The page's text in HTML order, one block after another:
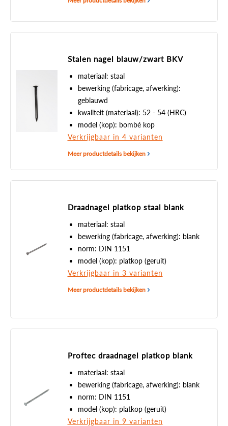
Stalen nagel blauw/zwart BKV
materiaal: staal
bewerking (fabricage, afwerking):
geblauwd
kwaliteit (materiaal): 52 - 54 (HRC)
model (kop): bombé kop
Verkrijgbaar in 4 varianten
Meer productdetails bekijken
Draadnagel platkop staal blank
materiaal: staal
bewerking (fabricage, afwerking): blank
norm: DIN 1151
model (kop): platkop (geruit)
Verkrijgbaar in 3 varianten
Meer productdetails bekijken
Proftec draadnagel platkop blank
materiaal: staal
bewerking (fabricage, afwerking): blank
norm: DIN 1151
model (kop): platkop (geruit)
Verkrijgbaar in 9 varianten